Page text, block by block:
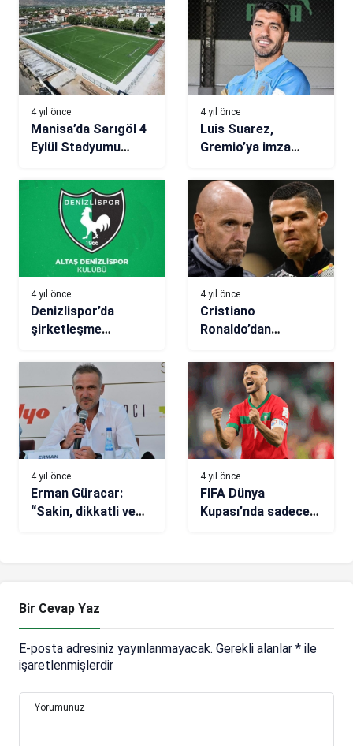
4 yıl önce
Manisa’da Sarıgöl 4
Eylül Stadyumu
4 yıl önce
Luis Suarez,
Gremio’ya imza
4 yıl önce
Denizlispor’da
şirketleşme
4 yıl önce
Cristiano
Ronaldo’dan
açıklamalar!
4 yıl önce
Erman Güracar:
“Sakin, dikkatli ve
4 yıl önce
FIFA Dünya
Kupası’nda sadece
Bir Cevap Yaz
E-posta adresiniz yayınlanmayacak. Gerekli alanlar * ile
işaretlenmişlerdir
Yorumunuz